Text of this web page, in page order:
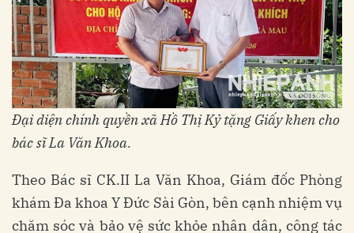
Đại diện chính quyền xã Hồ Thị Kỷ tặng Giấy khen cho
bác sĩ La Văn Khoa.
Theo Bác sĩ CK.II La Văn Khoa, Giám đốc Phòng
khám Đa khoa Y Đức Sài Gòn, bên cạnh nhiệm vụ
chăm sóc và bảo vệ sức khỏe nhân dân, công tác